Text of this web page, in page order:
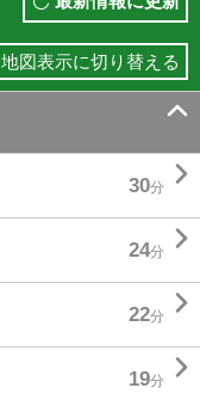
地図表示に切り替える

30分 
24分 
22分 
19分 